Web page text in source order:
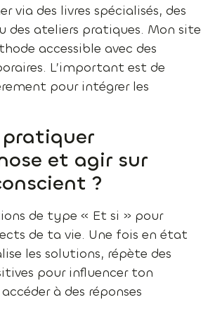
via des livres spécialisés, des
des ateliers pratiques. Mon site
accessible avec des
L’important est de
pour intégrer les
et agir sur
?
de type « Et si » pour
de ta vie. Une fois en état
les solutions, répète des
pour influencer ton
à des réponses